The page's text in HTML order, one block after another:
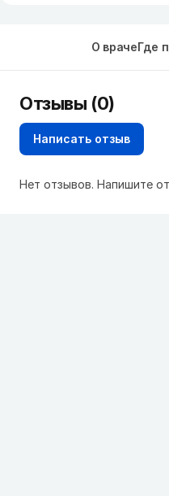
О врачеГде
Отзывы (0)
Написать отзыв
Нет отзывов. Напишите